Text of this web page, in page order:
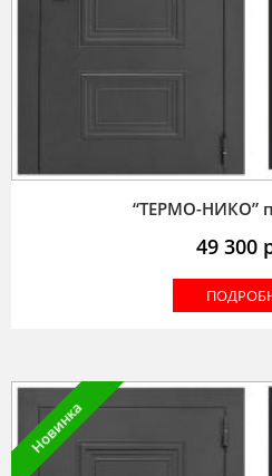
“ТЕРМО-НИКО”
49 300
Новинка